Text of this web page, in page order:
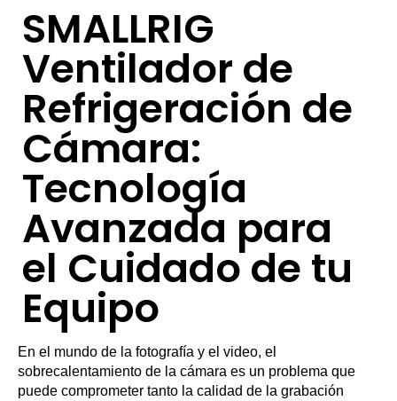
SMALLRIG
Ventilador de
Refrigeración de
Cámara:
Tecnología
Avanzada para
el Cuidado de tu
Equipo
En el mundo de la fotografía y el video, el
sobrecalentamiento de la cámara es un problema que
puede comprometer tanto la calidad de la grabación